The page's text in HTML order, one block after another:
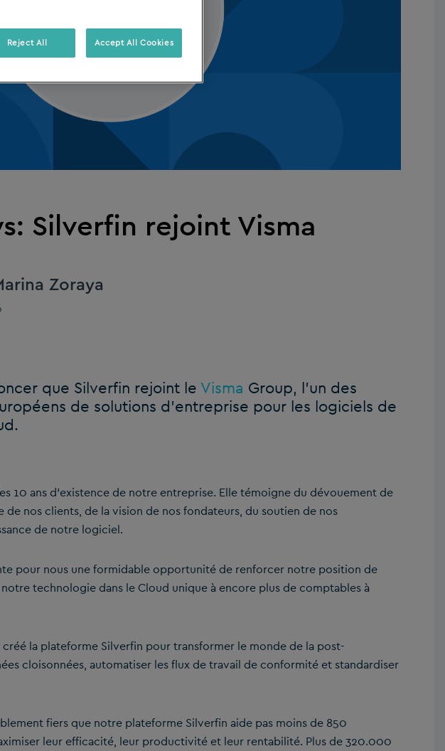
Silverfin rejoint Visma
Zoraya
que Silverfin rejoint le Visma Group, l’un des
de solutions d’entreprise pour les logiciels de
10 ans d’existence de notre entreprise. Elle témoigne du dévouement de
nos clients, de la vision de nos fondateurs, du soutien de nos
de notre logiciel.
pour nous une formidable opportunité de renforcer notre position de
technologie dans le Cloud unique à encore plus de comptables à
la plateforme Silverfin pour transformer le monde de la post-
cloisonnées, automatiser les flux de travail de conformité et standardiser
fiers que notre plateforme Silverfin aide pas moins de 850
leur efficacité, leur productivité et leur rentabilité. Plus de 320.000
Reject All Accept All Cookies